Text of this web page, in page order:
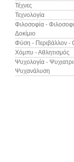
Τέχνες
Τεχνολογία
Φιλοσοφία -
Δοκίμιο
Φύση - Περιβάλλον -
Χόμπυ - Αθλητισμός
Ψυχολογία -
Ψυχανάλυση